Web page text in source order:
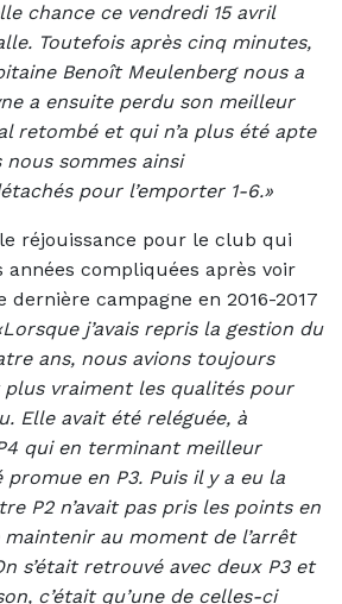
chance ce vendredi 15 avril
Toutefois après cinq minutes,
Benoît Meulenberg nous a
a ensuite perdu son meilleur
retombé et qui n’a plus été apte
sommes ainsi
pour l’emporter 1-6.»
réjouissance pour le club qui
compliquées après voir
dernière campagne en 2016-2017
j’avais repris la gestion du
ans, nous avions toujours
plus vraiment les qualités pour
Elle avait été reléguée, à
qui en terminant meilleur
en P3. Puis il y a eu la
P2 n’avait pas pris les points en
au moment de l’arrêt
s’était retrouvé avec deux P3 et
c’était qu’une de celles-ci